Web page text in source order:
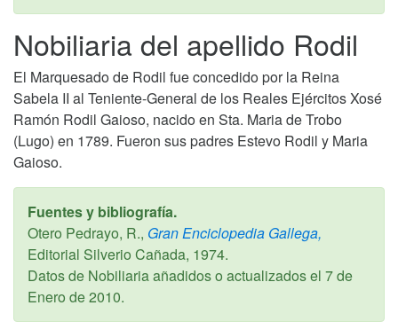
Nobiliaria del apellido Rodil
El Marquesado de Rodil fue concedido por la Reina
Sabela II al Teniente-General de los Reales Ejércitos Xosé
Ramón Rodil Gaioso, nacido en Sta. Maria de Trobo
(Lugo) en 1789. Fueron sus padres Estevo Rodil y Maria
Gaioso.
Fuentes y bibliografía.
Otero Pedrayo, R., Gran Enciclopedia Gallega,
Editorial Silverio Cañada, 1974.
Datos de Nobiliaria añadidos o actualizados el 7 de
Enero de 2010.